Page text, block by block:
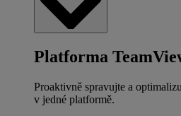
Platforma
Proaktivně spravujte a
v jedné platformě.